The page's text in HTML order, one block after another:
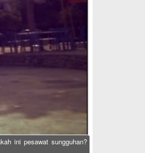
ini pesawat sungguhan?